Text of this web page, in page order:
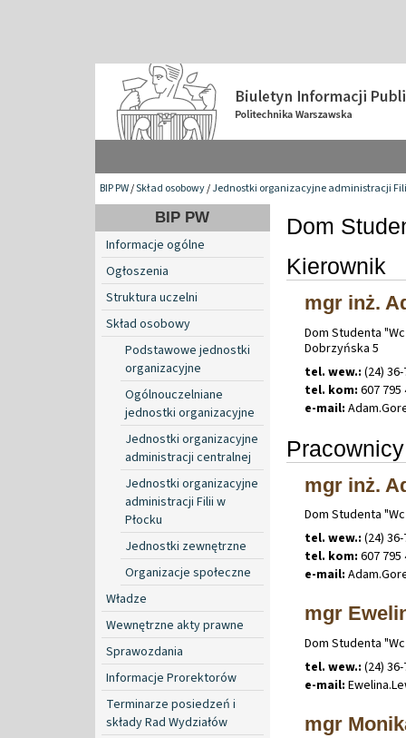
BIP PW/Skład osobowy/Jednostki organizacyjne administracji
BIP PW
Informacje ogólne
Ogłoszenia
Struktura uczelni
Skład osobowy
Podstawowe jednostki
organizacyjne
Ogólnouczelniane
jednostki organizacyjne
Jednostki organizacyjne
administracji centralnej
Jednostki organizacyjne
administracji Filii w
Płocku
Jednostki zewnętrzne
Organizacje społeczne
Władze
Wewnętrzne akty prawne
Sprawozdania
Informacje Prorektorów
Terminarze posiedzeń i
składy Rad Wydziałów
Dom
Kierownik
mgr inż.
Dom Studenta
Dobrzyńska 5
tel. wew.: (24)
tel. kom: 607 795
e-mail: Adam.
mgr inż.
Dom Studenta
tel. wew.: (24)
tel. kom: 607 795
e-mail: Adam.
mgr
Dom Studenta
tel. wew.: (24)
e-mail: Ewelina.
mgr